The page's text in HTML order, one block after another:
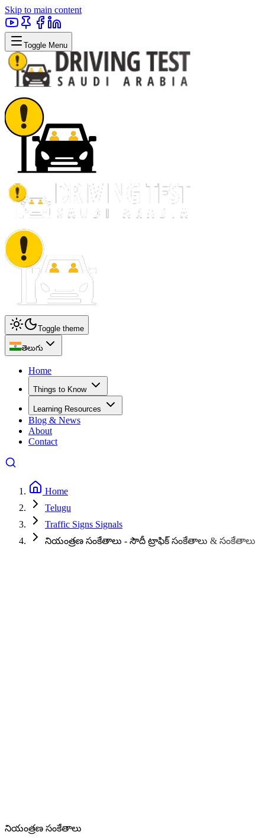
Skip to main content
Toggle Menu
Toggle theme
తెలుగు
Home
Things to Know
Learning Resources
Blog & News
About
Contact
Home
Telugu
Traffic Signs Signals
నియంత్రణ సంకేతాలు - సౌదీ ట్రాఫిక్ సంకేతాలు & సంకేతాలు
నియంత్రణ సంకేతాలు